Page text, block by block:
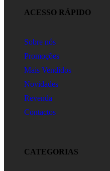
ACESSO RÁPIDO
Sobre nós
Promoções
Mais Vendidos
Novidades
Revenda
Contactos
CATEGORIAS